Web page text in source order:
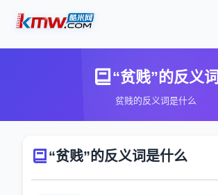
“贫贱”的反义词
贫贱的反义词是什么
“贫贱”的反义词是什么